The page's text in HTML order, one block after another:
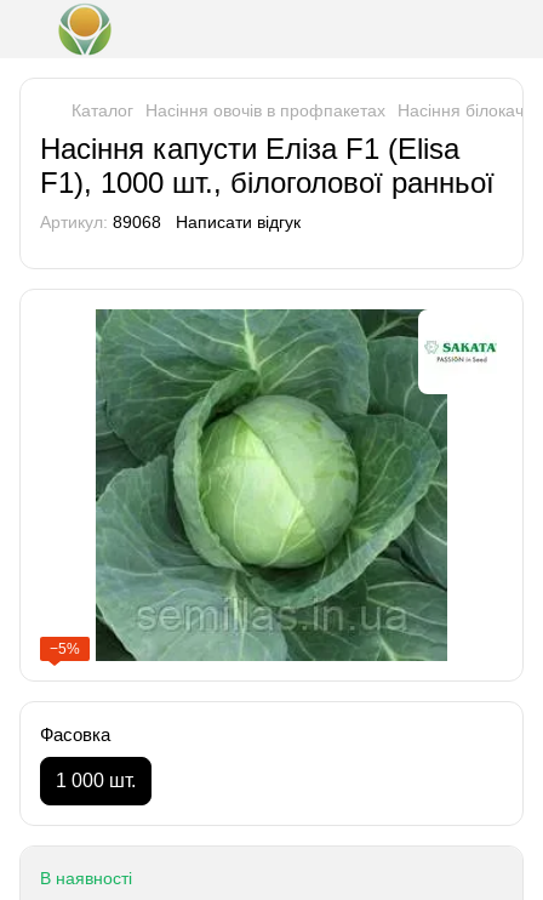
Каталог Насіння овочів в профпакетах Насіння
Насіння капусти Еліза F1 (Elisa
F1), 1000 шт., білоголової ранньої
Артикул: 89068 Написати відгук
−5%
Фасовка
1 000 шт.
В наявності